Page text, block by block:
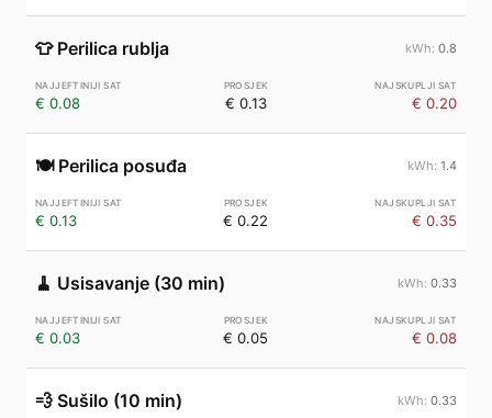
👕 Perilica rublja 0.8
€ 0.08 € 0.13 € 0.20
🍽️ Perilica posuđa 1.4
€ 0.13 € 0.22 € 0.35
🧹 Usisavanje (30 min) 0.33
€ 0.03 € 0.05 € 0.08
💨 Sušilo (10 min) 0.33